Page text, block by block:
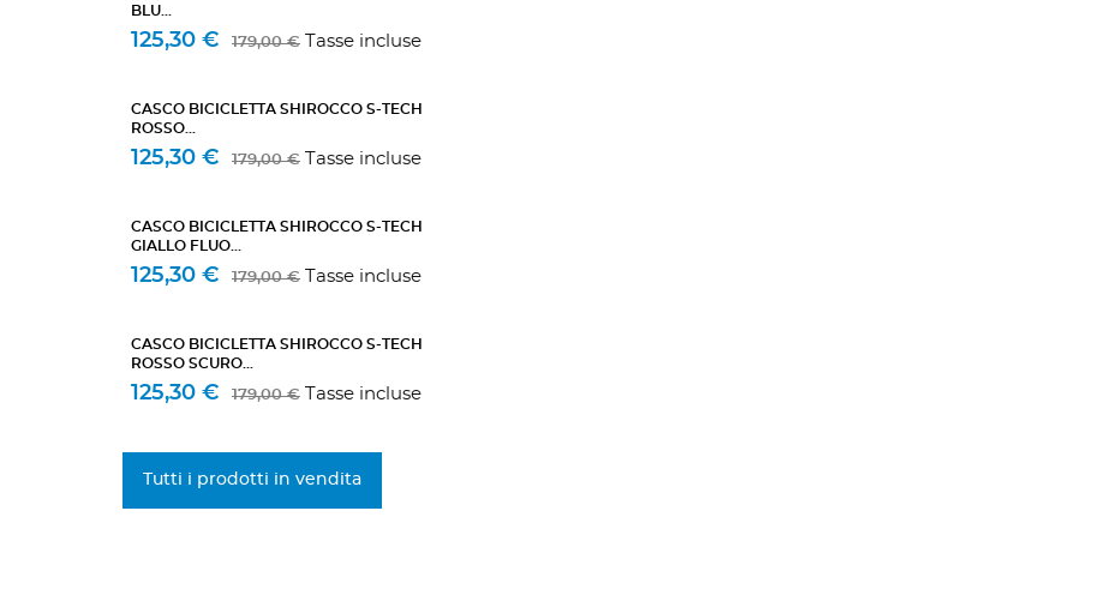
BLU...
125,30 € 179,00 € Tasse incluse
CASCO BICICLETTA SHIROCCO S-TECH
ROSSO...
125,30 € 179,00 € Tasse incluse
CASCO BICICLETTA SHIROCCO S-TECH
GIALLO FLUO...
125,30 € 179,00 € Tasse incluse
CASCO BICICLETTA SHIROCCO S-TECH
ROSSO SCURO...
125,30 € 179,00 € Tasse incluse
Tutti i prodotti in vendita